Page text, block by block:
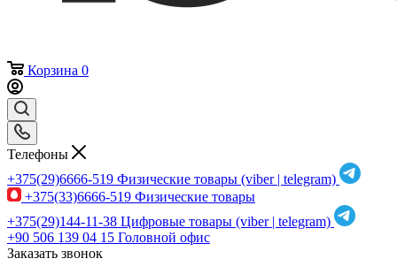
Корзина 0
Телефоны
+375(29)6666-519 Физические товары (viber | telegram)
+375(33)6666-519 Физические товары
+375(29)144-11-38 Цифровые товары (viber | telegram)
+90 506 139 04 15 Головной офис
Заказать звонок